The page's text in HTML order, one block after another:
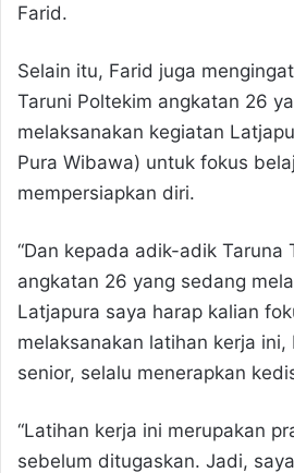
Farid.
Selain itu, Farid juga
Taruni Poltekim angkatan 26
melaksanakan kegiatan
Pura Wibawa) untuk fokus
mempersiapkan diri.
“Dan kepada adik-adik Taruna
angkatan 26 yang sedang
Latjapura saya harap kalian
melaksanakan latihan kerja
senior, selalu menerapkan
“Latihan kerja ini merupakan
sebelum ditugaskan. Jadi,